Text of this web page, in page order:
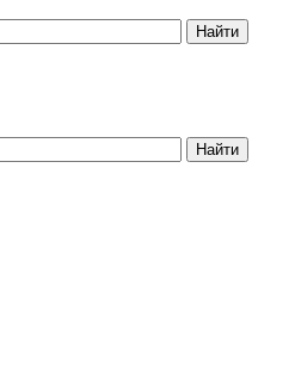
Найти
Найти